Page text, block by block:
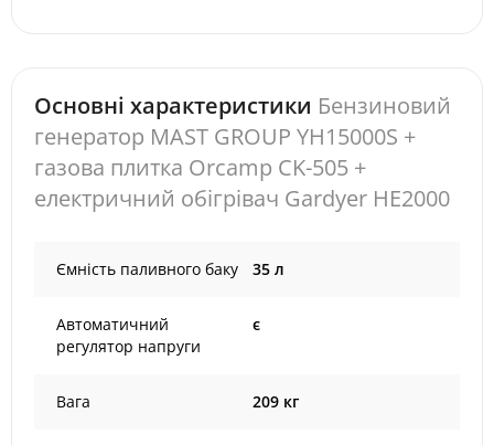
Основні характеристики Бензиновий
генератор MAST GROUP YH15000S +
газова плитка Orcamp CK-505 +
електричний обігрівач Gardyer HE2000
Ємність паливного баку 35 л
Автоматичний
регулятор напруги
є
Вага 209 кг